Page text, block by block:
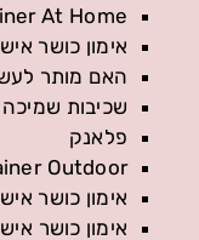
At Home
אימון כושר
האם מותר
שכיבות שמיכה
פלאנק
Outdoor
אימון כושר
אימון כושר